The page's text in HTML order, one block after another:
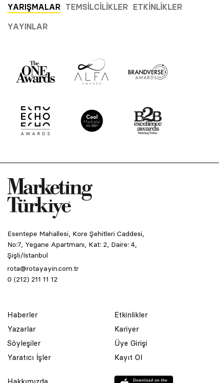
YARIŞMALAR TEMSILCILIKLER ETKINLIKLER
YAYINLAR
Esentepe Mahallesi, Kore Şehitleri Caddesi,
No:7, Yegane Apartmanı, Kat: 2, Daire: 4,
Şişli/İstanbul
rota@rotayayin.com.tr
0 (212) 211 11 12
Haberler
Yazarlar
Söyleşiler
Yaratıcı İşler
Etkinlikler
Kariyer
Üye Girişi
Kayıt Ol